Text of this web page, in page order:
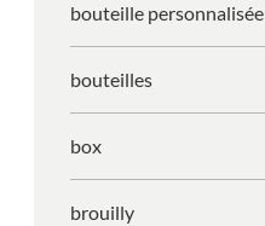
bouteille personnalisée
bouteilles
box
brouilly